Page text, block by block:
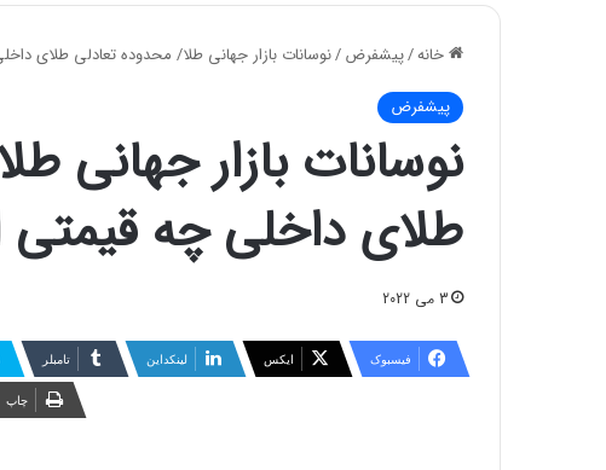
خانه/پیشفرض/نوسانات بازار جهانی طلا/ محدوده تعادلی طلای
پیشفرض
نوسانات بازار جهانی
طلای داخلی چه
3 می 2022
فیسبوک ایکس لینکداین تامبلر
چاپ